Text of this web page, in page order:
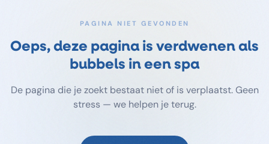
PAGINA NIET GEVONDEN
Oeps, deze pagina is verdwenen als
bubbels in een spa
De pagina die je zoekt bestaat niet of is verplaatst. Geen
stress — we helpen je terug.